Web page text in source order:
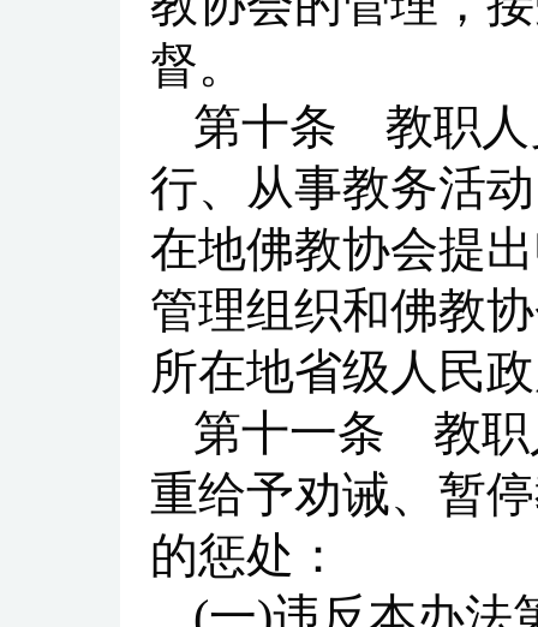
督。
第十条 教职人
行、从事教务活
在地佛教协会提
管理组织和佛教
所在地省级人民
第十一条 教职
重给予劝诫、暂
的惩处：